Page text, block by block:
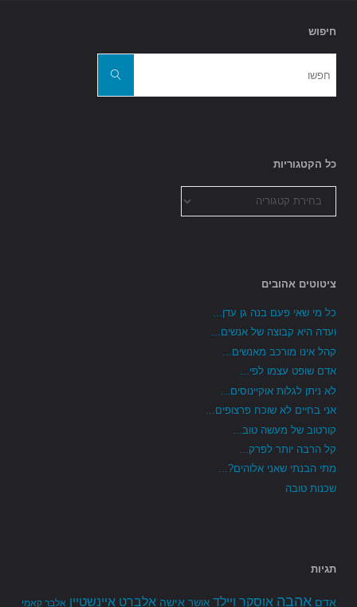
חיפוש
חפשו
כל הקטגוריות
הקטגוריות
ציטוטים אהובים
כל מי שאי פעם בנה גן עדן...
ועדה היא קבוצה של אנשים...
קהל אינו מורכב מאנשים...
אדם שופט עצמו לפי...
לא ניתן לגלות אוקיינוסים...
אני בחיים לא שוכח פרצופים...
קורטוב של מעשה טוב...
קל הרבה יותר לפרק...
מתי הבנתי שאני אלוהים?...
שכנות טובה
תגיות
אדם אהבה אוסקר ויילד אושר אישה אלברט איינשטיין אלבר קאמי